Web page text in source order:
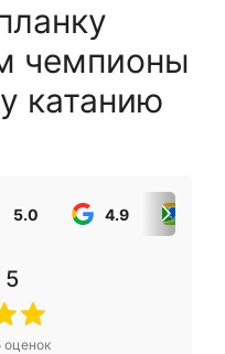
чемпионы
катанию
5.0 4.9
5
оценок